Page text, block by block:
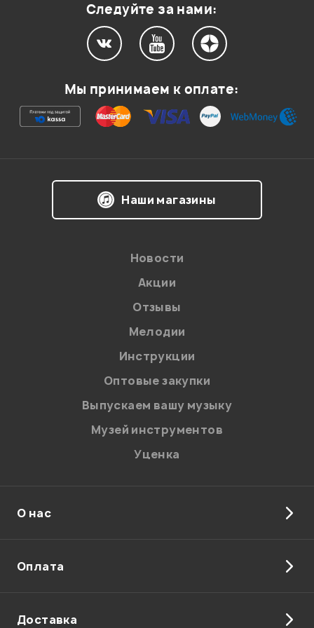
Ваша оценка:
на обработку персональных данных в
Политикой в отношении обработки
персональных данных.
Введите проверочное число:
Отправить
Следуйте за нами:
Мы принимаем к оплате:
Наши магазины
Новости
Акции
Отзывы
Мелодии
Инструкции
Оптовые закупки
Выпускаем вашу музыку
Музей инструментов
Уценка
О нас
Оплата
Доставка